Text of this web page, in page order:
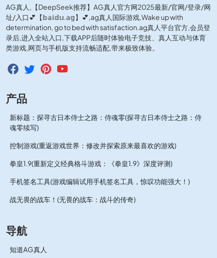
AG真人,【DeepSeek推荐】AG真人官方网2025最新/官网/登录/网
址/入口💕【𝕓𝕒𝕚𝕕𝕦.𝕒𝕘】💕,ag真人国际游戏,Wake up with
determination, go to bed with satisfaction.ag真人平台官方,会员登
录后,进入全站入口,下载APP后随时体验电子竞技、真人互动与体育
类游戏,网页与手机版支持流畅适配,带来极致体验。
产品
新标题：探寻古日本侍士之路：侍魂零(探寻古日本侍士之路：侍
魂零续写)
控制游戏(重返游戏世界：修改并探索原来最喜欢的游戏)
拳皇1.9(重新定义经典格斗游戏：《拳皇1.9》深度评测)
手机签名工具(游戏编辑试用手机签名工具，惊叹功能强大！)
战无畏的战车！(无畏的战车：战斗的传奇)
导航
知道AG真人